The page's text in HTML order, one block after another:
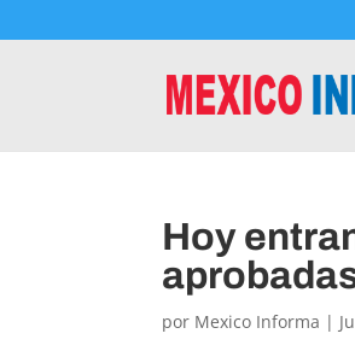
Hoy
por Mexico Informa |